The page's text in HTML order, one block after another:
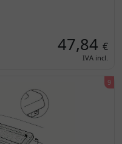
47,84 €
IVA incl.